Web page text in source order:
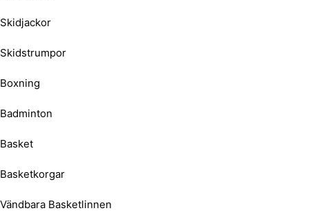
Skidjackor
Skidstrumpor
Boxning
Badminton
Basket
Basketkorgar
Vändbara Basketlinnen